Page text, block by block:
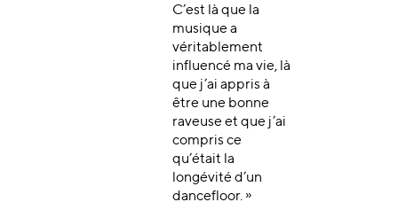
C’est là que la
musique a
véritablement
influencé ma vie, là
que j’ai appris à
être une bonne
raveuse et que j’ai
compris ce
qu’était la
longévité d’un
dancefloor. »